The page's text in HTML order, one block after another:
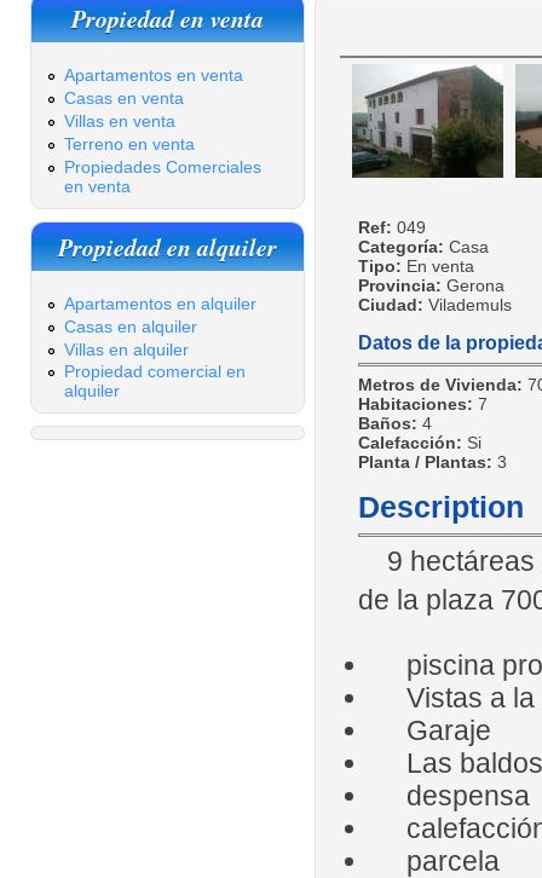
Propiedad en venta
Apartamentos en venta
Casas en venta
Villas en venta
Terreno en venta
Propiedades Comerciales
en venta
Propiedad en alquiler
Apartamentos en alquiler
Casas en alquiler
Villas en alquiler
Propiedad comercial en
alquiler
Ref: 049
Categoría: Casa
Tipo: En venta
Provincia: Gerona
Ciudad: Vilademuls
Datos de la
Metros de Vivienda:
Habitaciones: 7
Baños: 4
Calefacción: Si
Planta / Plantas: 3
Description
9 hectáreas
de la plaza
piscina
Vistas a la
Garaje
Las
despensa
parcela